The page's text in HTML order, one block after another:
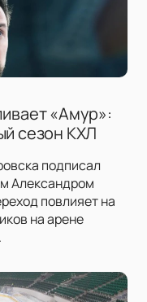
«Амур»:
сезон КХЛ
подписал
Александром
повлияет на
на арене